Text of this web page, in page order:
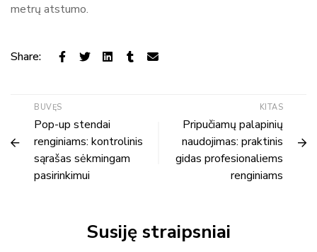
metrų atstumo.
Share:
BUVĘS
Pop-up stendai
renginiams: kontrolinis
sąrašas sėkmingam
pasirinkimui
KITAS
Pripučiamų palapinių
naudojimas: praktinis
gidas profesionaliems
renginiams
Susiję straipsniai